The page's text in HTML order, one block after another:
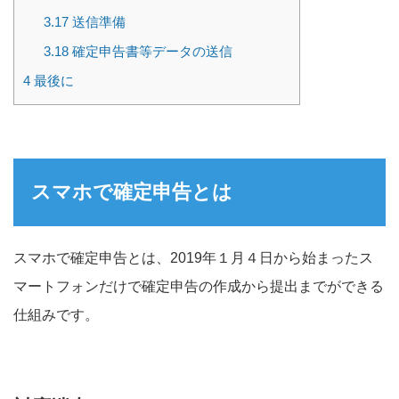
3.17送信準備
3.18確定申告書等データの送信
4 最後に
スマホで確定申告とは
スマホで確定申告とは、2019年１月４日から始まったス
マートフォンだけで確定申告の作成から提出までができる
仕組みです。